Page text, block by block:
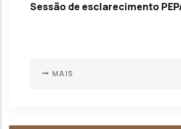
Sessão de esclarecimento
MAIS